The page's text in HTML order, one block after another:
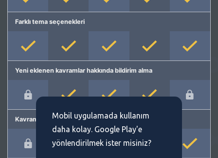
Farklı tema seçenekleri
Yeni eklenen kavramlar hakkında bildirim alma
Kavram önermeMobil uygulamada kullanım
daha kolay. Google Play'e
yönlendirilmek ister misiniz?